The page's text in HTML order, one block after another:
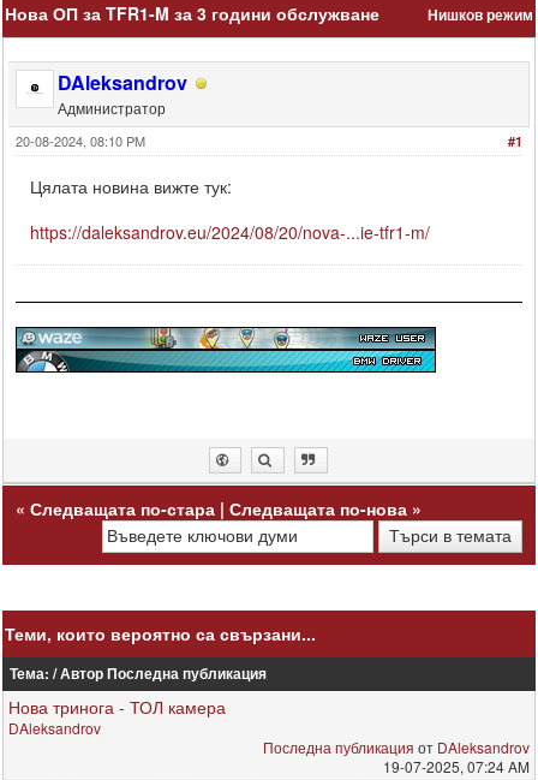
Нишков режим
Нова ОП за TFR1-M за 3 години обслужване
DAleksandrov
Администратор
#1
20-08-2024, 08:10 PM
Цялата новина вижте тук:
https://daleksandrov.eu/2024/08/20/nova-...ie-tfr1-m/
«Следващата по-стара |Следващата по-нова »
Теми, които вероятно са свързани...
Тема: / АвторПоследна публикация
Нова тринога - ТОЛ камера
DAleksandrov
Последна публикация от DAleksandrov
19-07-2025, 07:24 AM